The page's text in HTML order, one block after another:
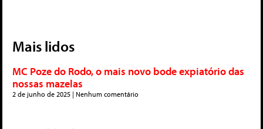
Mais lidos
MC Poze do Rodo, o mais novo bode expiatório das
nossas mazelas
2 de junho de 2025 Nenhum comentário